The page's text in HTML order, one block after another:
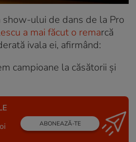
show-ului de dans de la Pro
a mai făcut o remarcă
ivala ei, afirmând:
campioane la căsătorii și
ABONEAZĂ-TE